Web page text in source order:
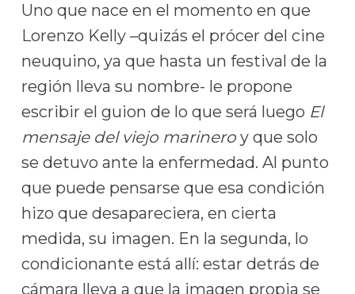
Uno que nace en el momento en que
Lorenzo Kelly –quizás el prócer del cine
neuquino, ya que hasta un festival de la
región lleva su nombre- le propone
escribir el guion de lo que será luego El
mensaje del viejo marineroy que solo
se detuvo ante la enfermedad. Al punto
que puede pensarse que esa condición
hizo que desapareciera, en cierta
medida, su imagen. En la segunda, lo
condicionante está allí: estar detrás de
cámara lleva a que la imagen propia se